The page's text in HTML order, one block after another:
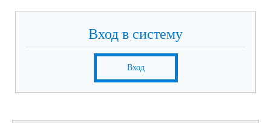
Вход в систему
Вход